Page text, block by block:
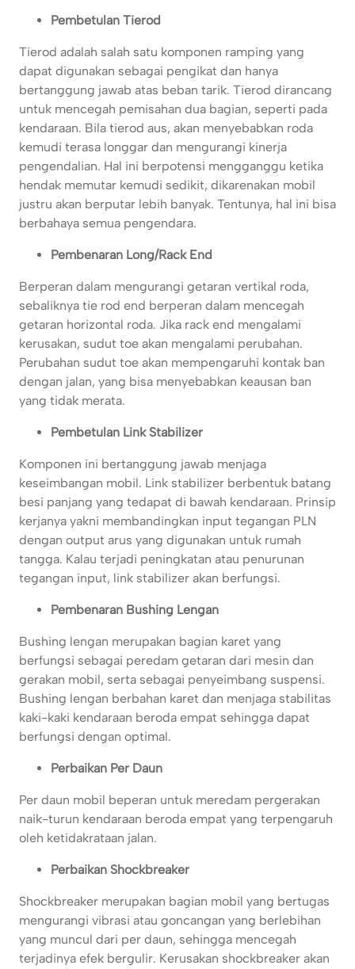
Pembetulan Tierod
Tierod adalah salah satu komponen ramping yang
dapat digunakan sebagai pengikat dan hanya
bertanggung jawab atas beban tarik. Tierod dirancang
untuk mencegah pemisahan dua bagian, seperti pada
kendaraan. Bila tierod aus, akan menyebabkan roda
kemudi terasa longgar dan mengurangi kinerja
pengendalian. Hal ini berpotensi mengganggu ketika
hendak memutar kemudi sedikit, dikarenakan mobil
justru akan berputar lebih banyak. Tentunya, hal ini bisa
berbahaya semua pengendara.
Pembenaran Long/Rack End
Berperan dalam mengurangi getaran vertikal roda,
sebaliknya tie rod end berperan dalam mencegah
getaran horizontal roda. Jika rack end mengalami
kerusakan, sudut toe akan mengalami perubahan.
Perubahan sudut toe akan mempengaruhi kontak ban
dengan jalan, yang bisa menyebabkan keausan ban
yang tidak merata.
Pembetulan Link Stabilizer
Komponen ini bertanggung jawab menjaga
keseimbangan mobil. Link stabilizer berbentuk batang
besi panjang yang tedapat di bawah kendaraan. Prinsip
kerjanya yakni membandingkan input tegangan PLN
dengan output arus yang digunakan untuk rumah
tangga. Kalau terjadi peningkatan atau penurunan
tegangan input, link stabilizer akan berfungsi.
Pembenaran Bushing Lengan
Bushing lengan merupakan bagian karet yang
berfungsi sebagai peredam getaran dari mesin dan
gerakan mobil, serta sebagai penyeimbang suspensi.
Bushing lengan berbahan karet dan menjaga stabilitas
kaki-kaki kendaraan beroda empat sehingga dapat
berfungsi dengan optimal.
Perbaikan Per Daun
Per daun mobil beperan untuk meredam pergerakan
naik-turun kendaraan beroda empat yang terpengaruh
oleh ketidakrataan jalan.
Perbaikan Shockbreaker
Shockbreaker merupakan bagian mobil yang bertugas
mengurangi vibrasi atau goncangan yang berlebihan
yang muncul dari per daun, sehingga mencegah
terjadinya efek bergulir. Kerusakan shockbreaker akan